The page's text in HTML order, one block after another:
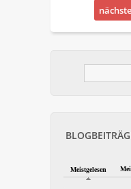
Meistgelesen